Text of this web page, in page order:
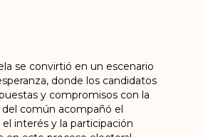
se convirtió en un escenario
donde los candidatos
y compromisos con la
común acompañó el
interés y la participación